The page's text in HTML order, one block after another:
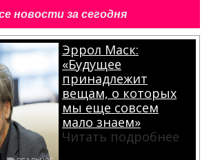
новости за сегодня
Эррол Маск:
«Будущее
принадлежит
вещам, о которых
мы еще совсем
мало знаем»
Читать подробнее